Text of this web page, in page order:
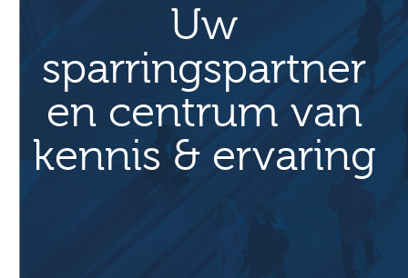
Uw
sparringspartner
en centrum van
kennis & ervaring